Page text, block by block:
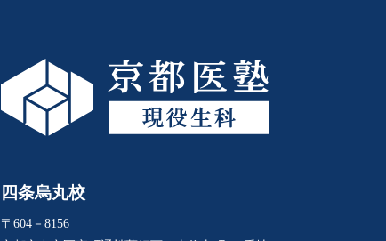
四条烏丸校
〒604－8156